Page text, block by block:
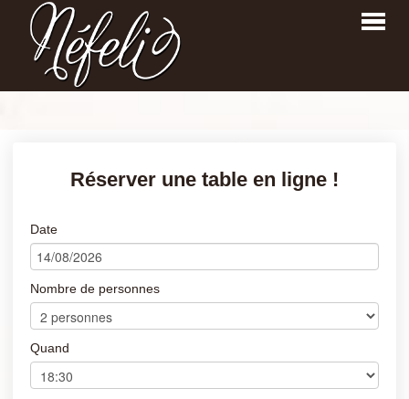
RESERVER
Réserver une table en ligne !
Date
Nombre de personnes
Quand